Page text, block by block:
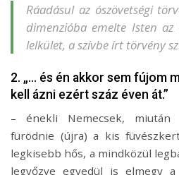
Ráadásul az ószövetségi
dimenzióba emelte Isten az
lelkület, a szívbe írt törvény
2. „… és én akkor sem fújom
kell ázni ezért száz éven át.”
– énekli Nemecsek,
fürödnie (újra) a kis
legkisebb hős, a mindközül
legyőzve egyedül is elmegy